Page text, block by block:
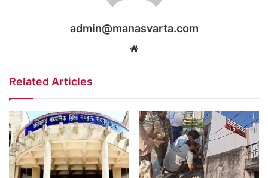
admin@manasvarta.com
Website
Related Articles